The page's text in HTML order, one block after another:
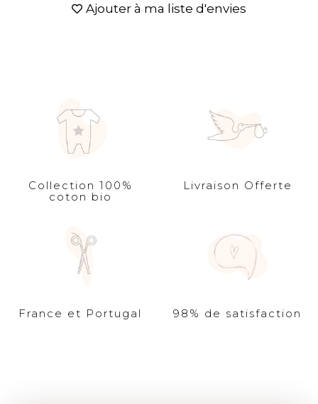
Ajouter à ma liste d'envies
Collection 100%
coton bio
Livraison Offerte
France et Portugal 98% de satisfaction